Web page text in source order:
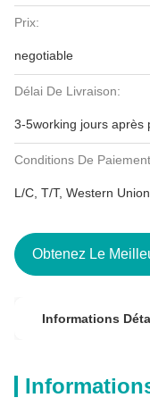
Prix:
negotiable
Délai De Livraison:
3-5working jours après
Conditions De
L/C, T/T, Western Union,
Obtenez Le
Informations